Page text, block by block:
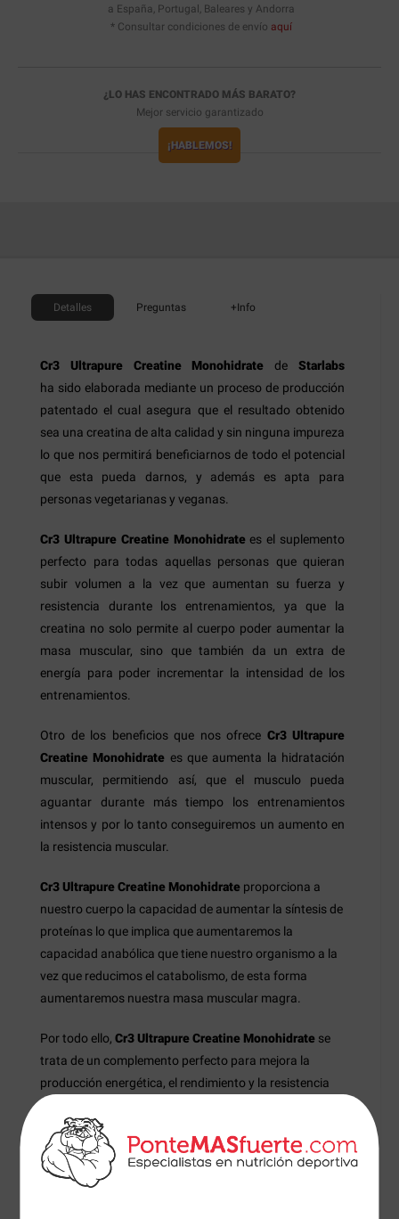
a España, Portugal, Baleares y Andorra
* Consultar condiciones de envío aquí
¿LO HAS ENCONTRADO MÁS BARATO?
Mejor servicio garantizado
¡HABLEMOS!
Detalles Preguntas +Info
Cr3 Ultrapure Creatine Monohidrate deStarlabs
ha sido elaborada mediante un proceso de producción
patentado el cual asegura que el resultado obtenido
sea una creatina de alta calidad y sin ninguna impureza
lo que nos permitirá beneficiarnos de todo el potencial
que esta pueda darnos, y además es apta para
personas vegetarianas y veganas.
Cr3 Ultrapure Creatine Monohidratees el suplemento
perfecto para todas aquellas personas que quieran
subir volumen a la vez que aumentan su fuerza y
resistencia durante los entrenamientos, ya que la
creatina no solo permite al cuerpo poder aumentar la
masa muscular, sino que también da un extra de
energía para poder incrementar la intensidad de los
entrenamientos.
Otro de los beneficios que nos ofrece Cr3 Ultrapure
Creatine Monohidrate es que aumenta la hidratación
muscular, permitiendo así, que el musculo pueda
aguantar durante más tiempo los entrenamientos
intensos y por lo tanto conseguiremos un aumento en
la resistencia muscular.
Cr3 Ultrapure Creatine Monohidrate proporciona a
nuestro cuerpo la capacidad de aumentar la síntesis de
proteínas lo que implica que aumentaremos la
capacidad anabólica que tiene nuestro organismo a la
vez que reducimos el catabolismo, de esta forma
aumentaremos nuestra masa muscular magra.
Por todo ello, Cr3 Ultrapure Creatine Monohidrate se
trata de un complemento perfecto para mejora la
producción energética, el rendimiento y la resistencia
ideal para contrarrestar la degradación muscular
producida por la edad.
Modo de empleo: